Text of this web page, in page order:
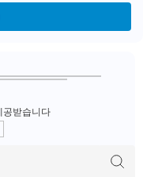
공받습니다